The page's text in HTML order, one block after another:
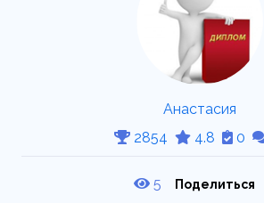
Анастасия
2854
4.8 0
5 Поделиться